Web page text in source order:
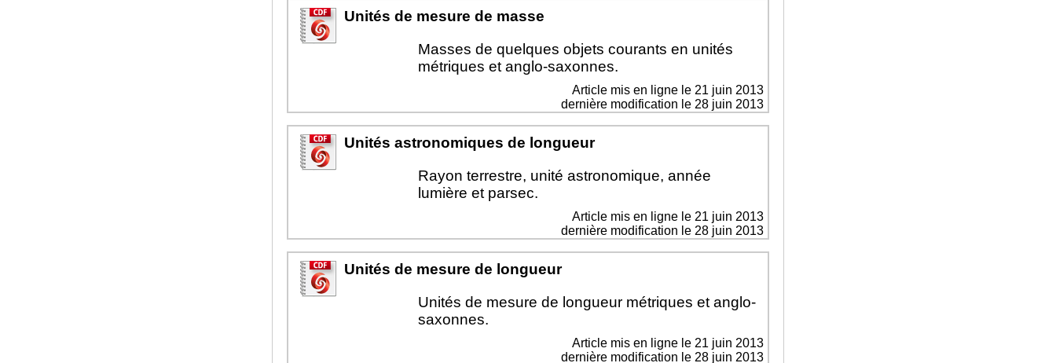
Unités de mesure de masse
Masses de quelques objets courants en unités
métriques et anglo-saxonnes.
Article mis en ligne le21 juin 2013
dernière modification le 28 juin 2013
Unités astronomiques de longueur
Rayon terrestre, unité astronomique, année
lumière et parsec.
Article mis en ligne le21 juin 2013
dernière modification le 28 juin 2013
Unités de mesure de longueur
Unités de mesure de longueur métriques et anglo-
saxonnes.
Article mis en ligne le21 juin 2013
dernière modification le 28 juin 2013